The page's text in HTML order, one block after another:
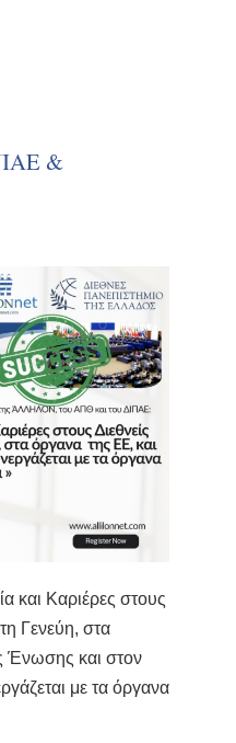
&
και Καριέρες στους
Γενεύη, στα
Ένωσης και στον
με τα όργανα